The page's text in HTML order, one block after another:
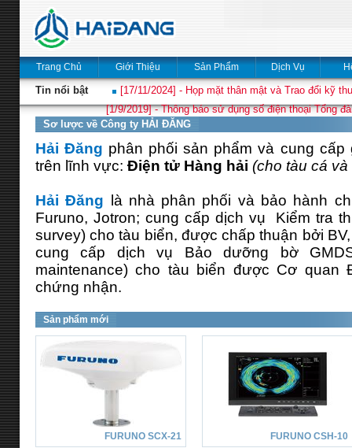
Trang Chủ Giới Thiệu Sản Phẩm Dịch Vụ
Tin nổi bật
[17/11/2024] - Họp mặt thân mật và Trao đổi kỹ
[1/9/2019] - Thông báo sử dụng số điện thoại Tổng
Sơ lược về Công ty HẢI ĐĂNG
Hải Đăng phân phối sản phẩm và cung
trên lĩnh vực: Điện tử Hàng hải (cho tàu cá và
Hải Đăng
là nhà phân phối và bảo hành
Furuno, Jotron; cung cấp dịch vụ Kiểm tra
survey) cho tàu biển, được chấp thuận bởi
cung cấp dịch vụ Bảo dưỡng bờ
maintenance) cho tàu biển được Cơ quan
chứng nhận.
Sản phẩm mới
FURUNO SCX-21 FURUNO CSH-10